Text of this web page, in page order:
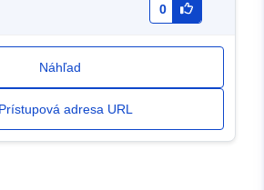
0
Náhľad
Prístupová adresa URL